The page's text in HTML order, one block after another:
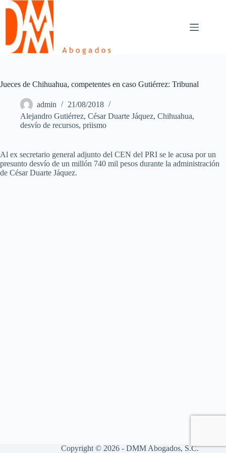
Skip
content
Jueces de Chihuahua, competentes en caso Gutiérrez: Tribunal
admin
21/08/2018
Alejandro Gutiérrez, César Duarte Jáquez, Chihuahua,
desvío de recursos, priismo
Al ex secretario general adjunto del CEN del PRI se le acusa por un
presunto desvío de un millón 740 mil pesos durante la administración
de César Duarte Jáquez.
Copyright © 2026 - DMM Abogados, S.C.